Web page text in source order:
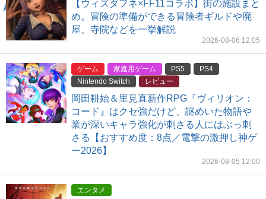
【ウィズダフネ×FF11コラボ】街の施設まと
め。冒険の準備ができる冒険者ギルドや廃
屋、寺院などを一挙解説
2026-08-06 12:05
ゲーム 家庭用ゲーム PS5
PS4
Nintendo Switch
レビュー
岡田耕始＆里見直新作RPG『ヴィリオン：
コード』はクセ強だけど、謎めいた物語や
業が深いキャラ強化が刺さる人にはぶっ刺
さる【おすすめ度：8点／電撃の激押し神ゲ
ー2026】
2026-08-05 12:00
エンタメ